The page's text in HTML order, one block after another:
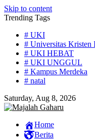
Skip to content
Trending Tags
# UKI
# Universitas Kristen
# UKI HEBAT
# UKI UNGGUL
# Kampus Merdeka
# natal
Saturday, Aug 8, 2026
Home
Berita